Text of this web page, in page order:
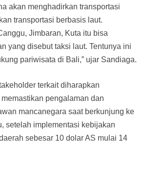
akan menghadirkan transportasi
transportasi berbasis laut.
Jimbaran, Kuta itu bisa
yang disebut taksi laut. Tentunya ini
pariwisata di Bali,” ujar Sandiaga.
terkait diharapkan
pengalaman dan
mancanegara saat berkunjung ke
setelah implementasi kebijakan
sebesar 10 dolar AS mulai 14